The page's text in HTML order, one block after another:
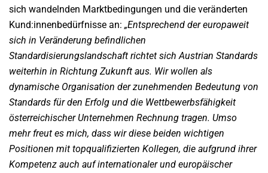
sich wandelnden Marktbedingungen und die veränderten
Kund:innenbedürfnisse an: „Entsprechend der europaweit
sich in Veränderung befindlichen
Standardisierungslandschaft richtet sich Austrian Standards
weiterhin in Richtung Zukunft aus. Wir wollen als
dynamische Organisation der zunehmenden Bedeutung von
Standards für den Erfolg und die Wettbewerbsfähigkeit
österreichischer Unternehmen Rechnung tragen. Umso
mehr freut es mich, dass wir diese beiden wichtigen
Positionen mit topqualifizierten Kollegen, die aufgrund ihrer
Kompetenz auch auf internationaler und europäischer